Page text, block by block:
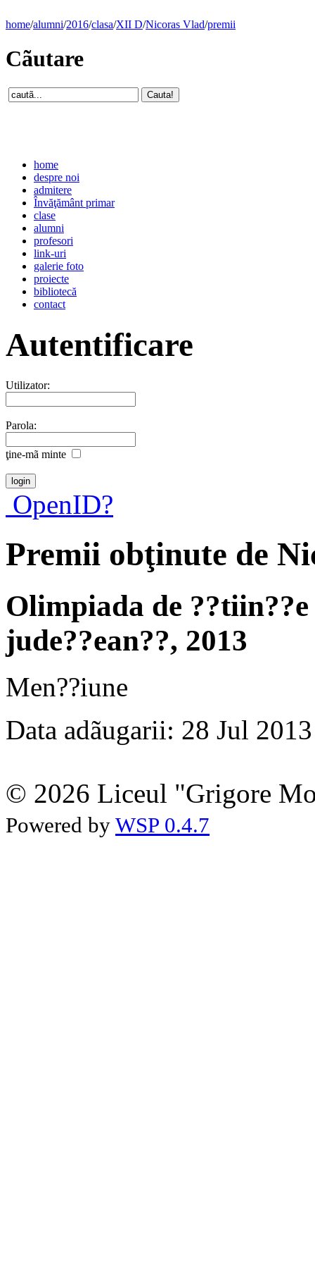
home/alumni/2016/clasa/XII D/Nicoras Vlad/premii
Cãutare
home
despre noi
admitere
Învăţământ primar
clase
alumni
profesori
link-uri
galerie foto
proiecte
bibliotecă
contact
Autentificare
Utilizator:
Parola:
ţine-mã minte
OpenID?
Premii obţinute de
Olimpiada de
jude??ean??, 2013
Men??iune
Data adãugarii: 28 Jul 2013
© 2026 Liceul "Grigore
Powered by WSP 0.4.7